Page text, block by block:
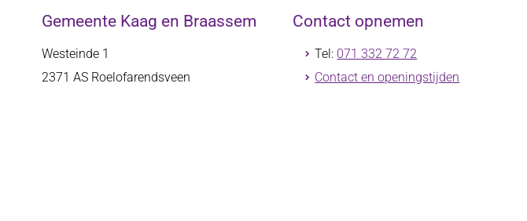
Gemeente Kaag en Braassem
Westeinde 1
2371 AS Roelofarendsveen
Contact opnemen
Tel: 071 332 72 72
Contact en openingstijden